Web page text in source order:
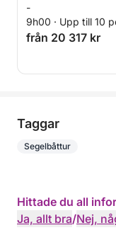
-
9h00 · Upp till 10
från 20 317 kr
Taggar
Segelbåttur
Hittade du all
Ja, allt bra/Nej,